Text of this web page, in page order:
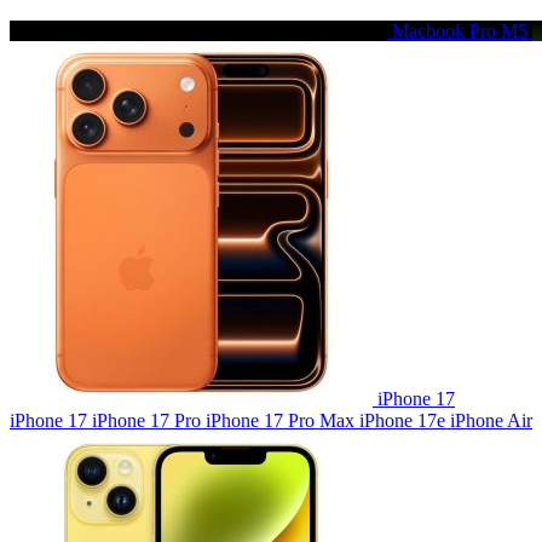
Macbook Pro M5
iPhone 17
iPhone 17 iPhone 17 Pro iPhone 17 Pro Max iPhone 17e iPhone Air